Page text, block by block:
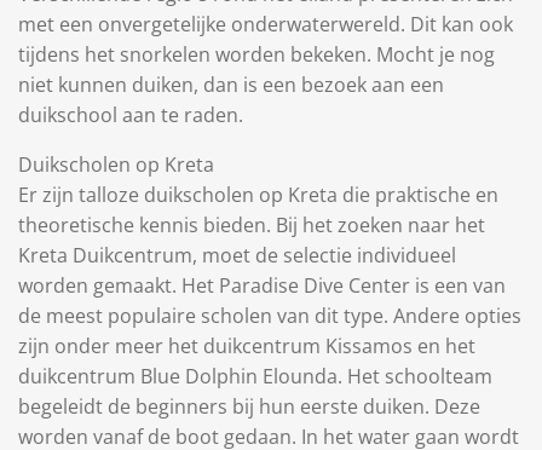
met een onvergetelijke onderwaterwereld. Dit kan ook
tijdens het snorkelen worden bekeken. Mocht je nog
niet kunnen duiken, dan is een bezoek aan een
duikschool aan te raden.
Duikscholen op Kreta
Er zijn talloze duikscholen op Kreta die praktische en
theoretische kennis bieden. Bij het zoeken naar het
Kreta Duikcentrum, moet de selectie individueel
worden gemaakt. Het Paradise Dive Center is een van
de meest populaire scholen van dit type. Andere opties
zijn onder meer het duikcentrum Kissamos en het
duikcentrum Blue Dolphin Elounda. Het schoolteam
begeleidt de beginners bij hun eerste duiken. Deze
worden vanaf de boot gedaan. In het water gaan wordt